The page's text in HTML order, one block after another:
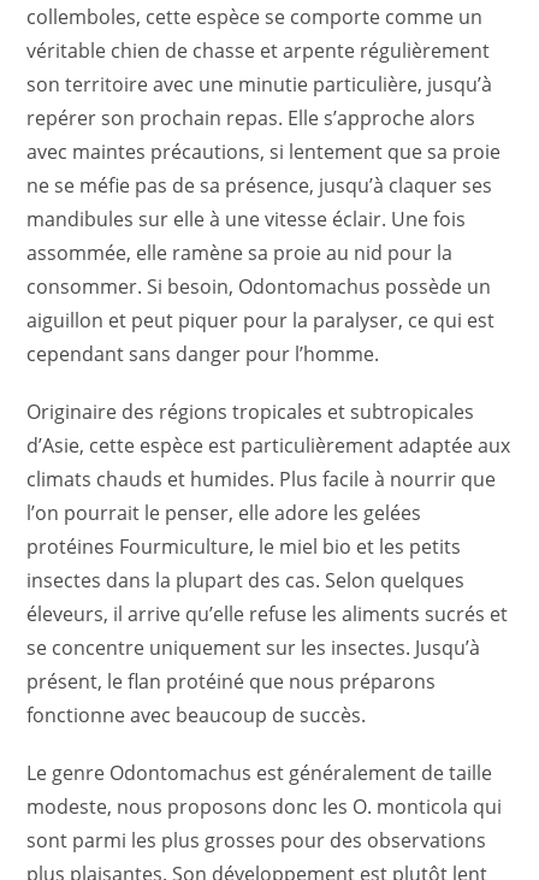
collemboles, cette espèce se comporte comme un
véritable chien de chasse et arpente régulièrement
son territoire avec une minutie particulière, jusqu’à
repérer son prochain repas. Elle s’approche alors
avec maintes précautions, si lentement que sa proie
ne se méfie pas de sa présence, jusqu’à claquer ses
mandibules sur elle à une vitesse éclair. Une fois
assommée, elle ramène sa proie au nid pour la
consommer. Si besoin, Odontomachus possède un
aiguillon et peut piquer pour la paralyser, ce qui est
cependant sans danger pour l’homme.
Originaire des régions tropicales et subtropicales
d’Asie, cette espèce est particulièrement adaptée aux
climats chauds et humides. Plus facile à nourrir que
l’on pourrait le penser, elle adore les gelées
protéines Fourmiculture, le miel bio et les petits
insectes dans la plupart des cas. Selon quelques
éleveurs, il arrive qu’elle refuse les aliments sucrés et
se concentre uniquement sur les insectes. Jusqu’à
présent, le flan protéiné que nous préparons
fonctionne avec beaucoup de succès.
Le genre Odontomachus est généralement de taille
modeste, nous proposons donc les O. monticola qui
sont parmi les plus grosses pour des observations
plus plaisantes. Son développement est plutôt lent